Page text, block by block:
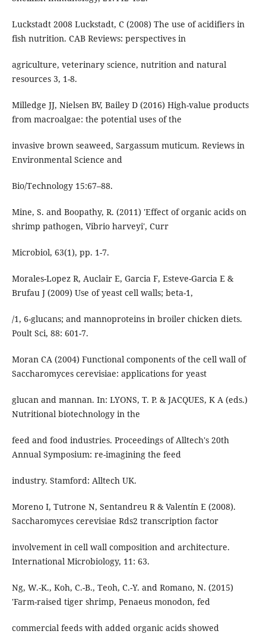
Luckstadt 2008 Luckstadt, C (2008) The use of acidifiers in
fish nutrition. CAB Reviews: perspectives in
agriculture, veterinary science, nutrition and natural
resources 3, 1-8.
Milledge JJ, Nielsen BV, Bailey D (2016) High-value products
from macroalgae: the potential uses of the
invasive brown seaweed, Sargassum muticum. Reviews in
Environmental Science and
Bio/Technology 15:67–88.
Mine, S. and Boopathy, R. (2011) 'Effect of organic acids on
shrimp pathogen, Vibrio harveyi', Curr
Microbiol, 63(1), pp. 1-7.
Morales-Lopez R, Auclair E, Garcia F, Esteve-Garcia E &
Brufau J (2009) Use of yeast cell walls; beta-1,
/1, 6-glucans; and mannoproteins in broiler chicken diets.
Poult Sci, 88: 601-7.
Moran CA (2004) Functional components of the cell wall of
Saccharomyces cerevisiae: applications for yeast
glucan and mannan. In: LYONS, T. P. & JACQUES, K A (eds.)
Nutritional biotechnology in the
feed and food industries. Proceedings of Alltech's 20th
Annual Symposium: re-imagining the feed
industry. Stamford: Alltech UK.
Moreno I, Tutrone N, Sentandreu R & Valentín E (2008).
Saccharomyces cerevisiae Rds2 transcription factor
involvement in cell wall composition and architecture.
International Microbiology, 11: 63.
Ng, W.-K., Koh, C.-B., Teoh, C.-Y. and Romano, N. (2015)
'Farm-raised tiger shrimp, Penaeus monodon, fed
commercial feeds with added organic acids showed